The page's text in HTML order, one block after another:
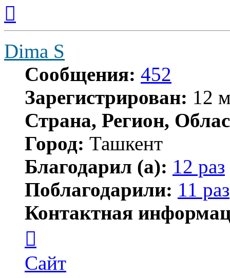
началу
Dima S
Сообщения: 452
Зарегистрирован: 12
Страна, Регион,
Город: Ташкент
Благодарил (а): 12 раз
Поблагодарили: 11 раз
Контактная
пользователя
Dima
S
Сайт